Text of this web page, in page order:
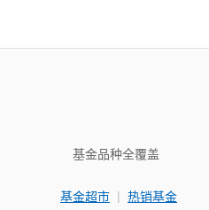
基金品种全覆盖
基金超市 | 热销基金